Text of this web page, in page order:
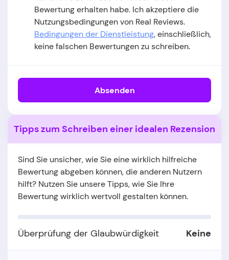
Bewertung erhalten habe. Ich akzeptiere die
Nutzungsbedingungen von Real Reviews.
Bedingungen der Dienstleistung, einschließlich,
keine falschen Bewertungen zu schreiben.
Absenden
Tipps zum Schreiben einer idealen Rezension
Sind Sie unsicher, wie Sie eine wirklich hilfreiche
Bewertung abgeben können, die anderen Nutzern
hilft? Nutzen Sie unsere Tipps, wie Sie Ihre
Bewertung wirklich wertvoll gestalten können.
Überprüfung der Glaubwürdigkeit Keine